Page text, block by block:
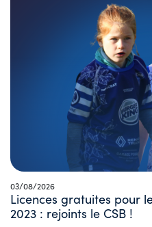
03/08/2026
Licences gratuites pour
2023 : rejoints le CSB !